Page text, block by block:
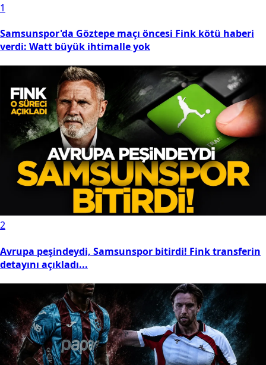
1
Samsunspor'da Göztepe maçı öncesi Fink kötü haberi
verdi: Watt büyük ihtimalle yok
2
Avrupa peşindeydi, Samsunspor bitirdi! Fink transferin
detayını açıkladı...